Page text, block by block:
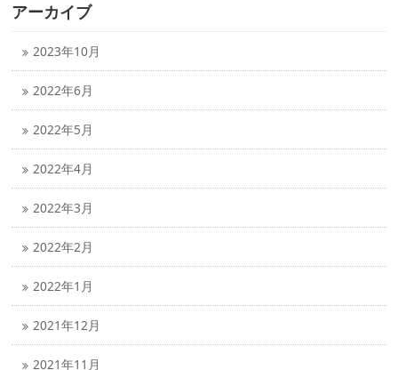
アーカイブ
2023年10月
2022年6月
2022年5月
2022年4月
2022年3月
2022年2月
2022年1月
2021年12月
2021年11月